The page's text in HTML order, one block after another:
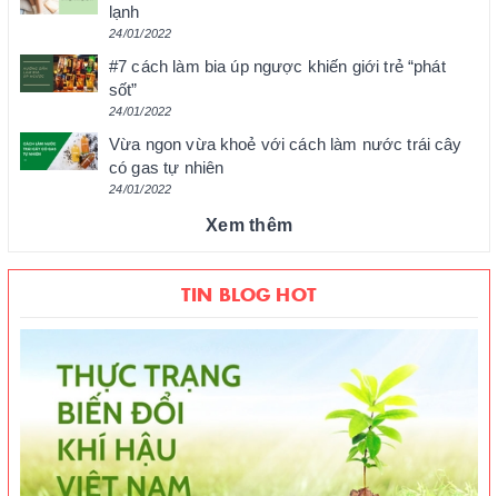
lạnh
24/01/2022
#7 cách làm bia úp ngược khiến giới trẻ “phát
sốt”
24/01/2022
Vừa ngon vừa khoẻ với cách làm nước trái cây
có gas tự nhiên
24/01/2022
Xem thêm
TIN BLOG HOT